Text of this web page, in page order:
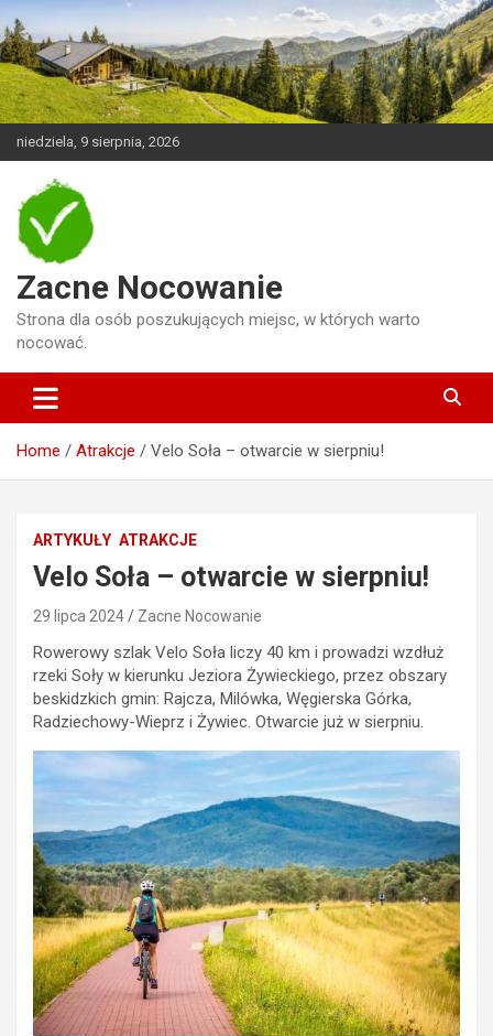
Skip
to
content
niedziela, 9 sierpnia, 2026
Zacne Nocowanie
Strona dla osób poszukujących miejsc, w których warto
nocować.
Home Atrakcje Velo Soła – otwarcie w sierpniu!
ARTYKUŁY ATRAKCJE
Velo Soła – otwarcie w sierpniu!
29 lipca 2024 Zacne Nocowanie
Rowerowy szlak Velo Soła liczy 40 km i prowadzi wzdłuż
rzeki Soły w kierunku Jeziora Żywieckiego, przez obszary
beskidzkich gmin: Rajcza, Milówka, Węgierska Górka,
Radziechowy-Wieprz i Żywiec. Otwarcie już w sierpniu.